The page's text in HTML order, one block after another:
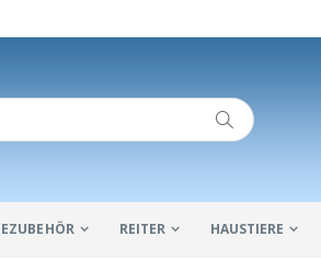
REITER HAUSTIERE